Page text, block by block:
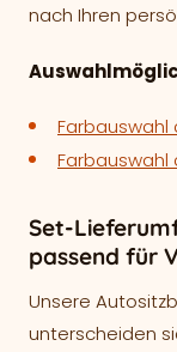
nach Ihren
Set-
passend für
Unsere
unterscheiden